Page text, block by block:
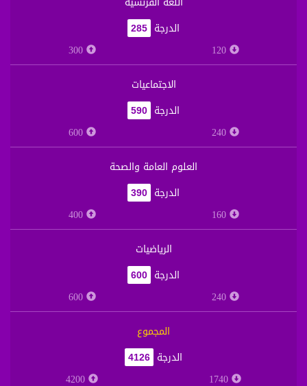
الدرجة
285
120
300
الاجتماعيات
الدرجة
590
240
600
العلوم العامة والصحة
الدرجة
390
160
400
الرياضيات
الدرجة
600
240
600
المجموع
الدرجة
4126